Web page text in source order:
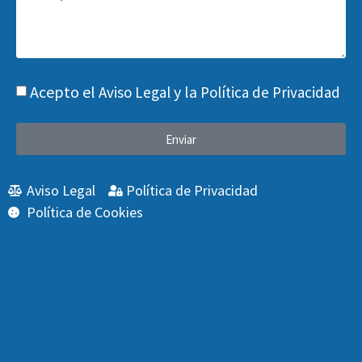
Acepto el Aviso Legaly la Política de Privacidad
Enviar
Aviso Legal
Política de Privacidad
Política de Cookies